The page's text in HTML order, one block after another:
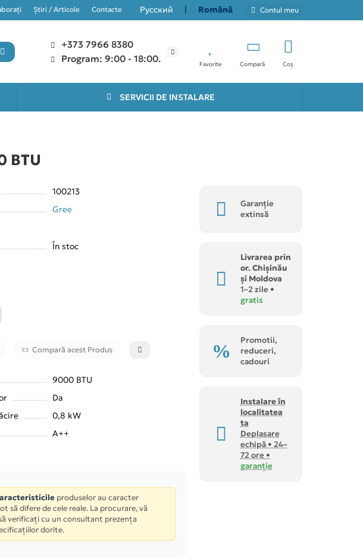
Știri / Articole Contacte Русский | Română Contul meu
+373 7966 8380
Program: 9:00 - 18:00.
Favorite Compară Coș
SERVICII DE INSTALARE
BTU
100213
Gree
În stoc
Compară acest Produs
9000 BTU
Da
0,8 kW
A++
produselor au caracter
să difere de cele reale. La procurare, vă
verificați cu un consultant prezența
dorite.
Garanție
extinsă
Livrarea prin
or. Chișinău
și Moldova
1–2 zile •
gratis
Promotii,
reduceri,
cadouri
Instalare în
localitatea
ta
Deplasare
echipă • 24–
72 ore •
garanție